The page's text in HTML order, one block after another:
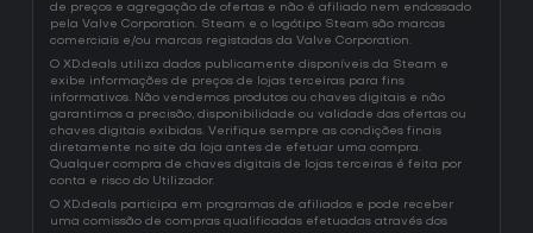
de preços e agregação de ofertas e não é afiliado nem endossado
pela Valve Corporation. Steam e o logótipo Steam são marcas
comerciais e/ou marcas registadas da Valve Corporation.
O XD.deals utiliza dados publicamente disponíveis da Steam e
exibe informações de preços de lojas terceiras para fins
informativos. Não vendemos produtos ou chaves digitais e não
garantimos a precisão, disponibilidade ou validade das ofertas ou
chaves digitais exibidas. Verifique sempre as condições finais
diretamente no site da loja antes de efetuar uma compra.
Qualquer compra de chaves digitais de lojas terceiras é feita por
conta e risco do Utilizador.
O XD.deals participa em programas de afiliados e pode receber
uma comissão de compras qualificadas efetuadas através dos